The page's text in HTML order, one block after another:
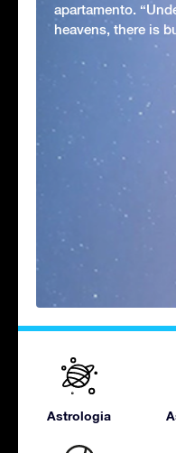
apartamento.
heavens, there is
Astrologia